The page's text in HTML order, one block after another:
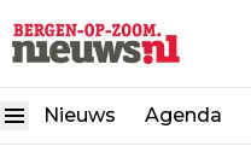
Nieuws Agenda